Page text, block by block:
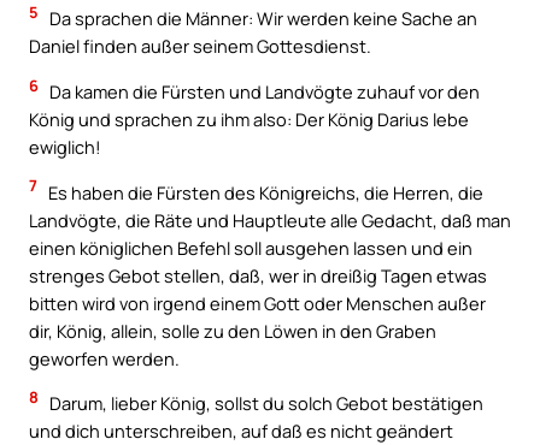
5
Da sprachen die Männer: Wir werden keine Sache an
Daniel finden außer seinem Gottesdienst.
6 Da kamen die Fürsten und Landvögte zuhauf vor den
König und sprachen zu ihm also: Der König Darius lebe
ewiglich!
7 Es haben die Fürsten des Königreichs, die Herren, die
Landvögte, die Räte und Hauptleute alle Gedacht, daß man
einen königlichen Befehl soll ausgehen lassen und ein
strenges Gebot stellen, daß, wer in dreißig Tagen etwas
bitten wird von irgend einem Gott oder Menschen außer
dir, König, allein, solle zu den Löwen in den Graben
geworfen werden.
8
Darum, lieber König, sollst du solch Gebot bestätigen
und dich unterschreiben, auf daß es nicht geändert